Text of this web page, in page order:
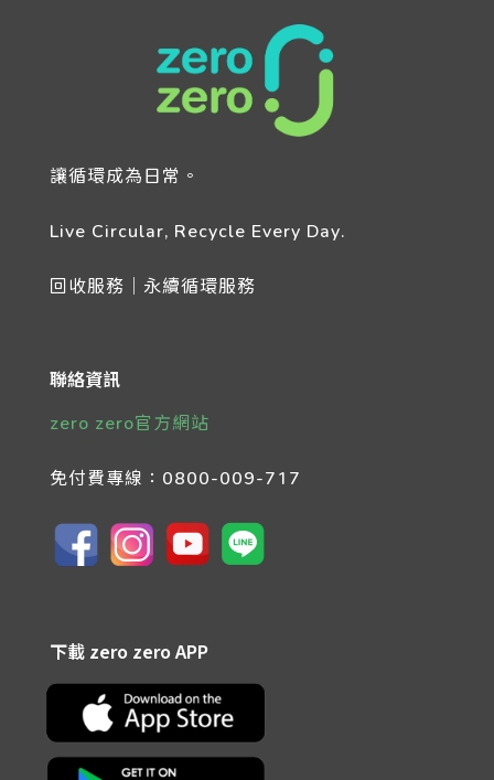
讓循環成為日常。
Live Circular, Recycle Every Day.
回收服務｜永續循環服務
聯絡資訊
zero zero官方網站
免付費專線： 0800-009-717
下載 zero zero APP